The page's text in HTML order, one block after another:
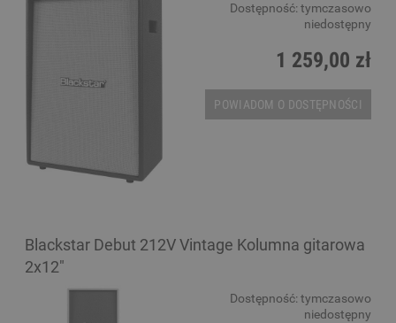
Dostępność: tymczasowo
niedostępny
1 259,00 zł
POWIADOM O DOSTĘPNOŚCI
Blackstar Debut 212V Vintage Kolumna gitarowa
2x12"
Dostępność: tymczasowo
niedostępny